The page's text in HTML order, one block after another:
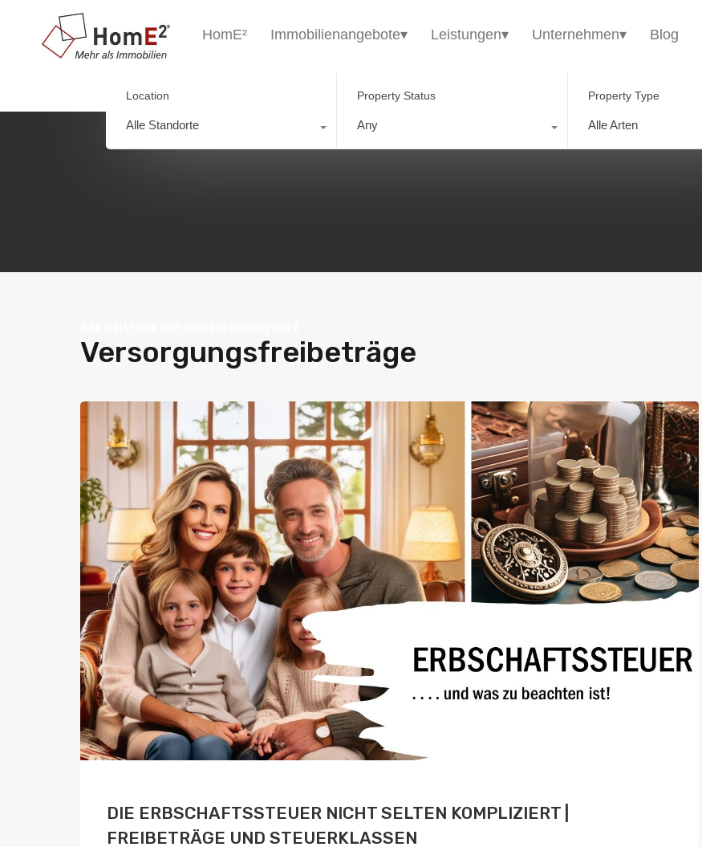
HomE² Immobilienangebote▾ Leistungen▾
HomE² Immobilienangebote▾ Leistungen▾ Unternehmen▾ Blog
Location
Alle Standorte
Property Status
Any
Property Type
Alle Arten
Versorgungsfreibeträge
DIE ERBSCHAFTSSTEUER NICHT SELTEN KOMPLIZIERT |
FREIBETRÄGE UND STEUERKLASSEN